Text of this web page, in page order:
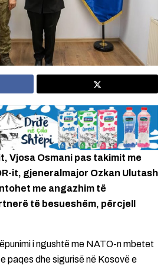
Vjosa Osmani pas takimit me
it, gjeneralmajor Ozkan Ulutash
me angazhim të
të besueshëm, përcjell
i ngushtë me NATO-n mbetet
paqes dhe sigurisë në Kosovë e